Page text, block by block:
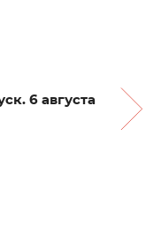
6 августа